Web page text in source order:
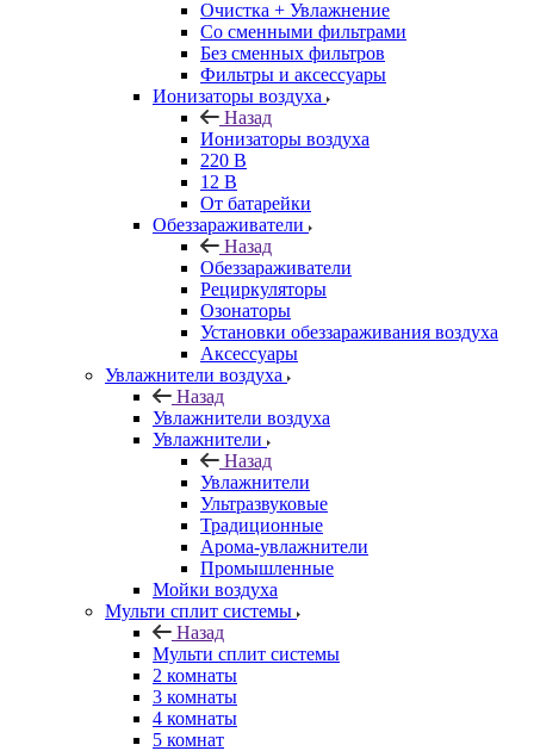
Очистка + Увлажнение
Cо сменными фильтрами
Без сменных фильтров
Фильтры и аксессуары
Ионизаторы воздуха
Назад
Ионизаторы воздуха
220 В
12 В
От батарейки
Обеззараживатели
Назад
Обеззараживатели
Рециркуляторы
Озонаторы
Установки обеззараживания воздуха
Аксессуары
Увлажнители воздуха
Назад
Увлажнители воздуха
Увлажнители
Назад
Увлажнители
Ультразвуковые
Традиционные
Арома-увлажнители
Промышленные
Мойки воздуха
Мульти сплит системы
Назад
Мульти сплит системы
2 комнаты
3 комнаты
4 комнаты
5 комнат